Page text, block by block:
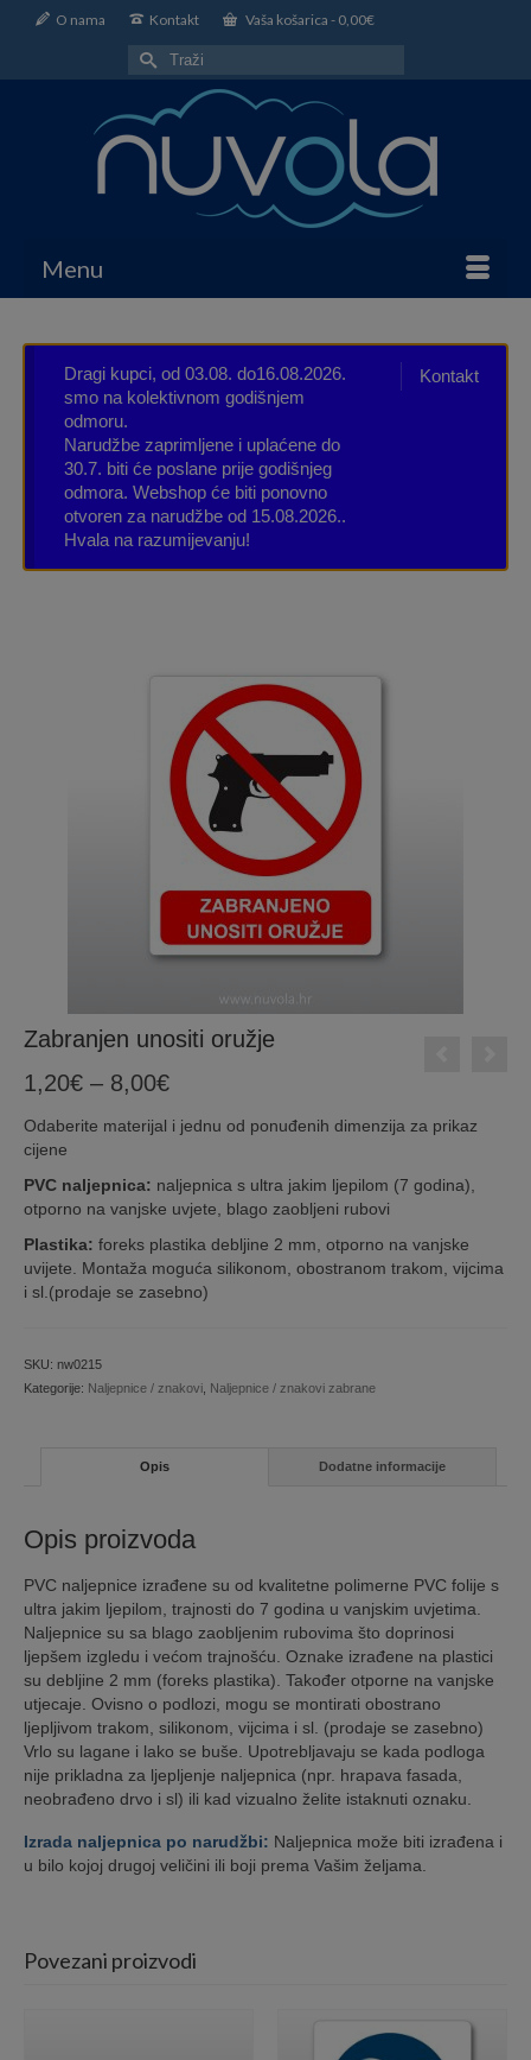
O nama Kontakt Vaša košarica - 0,00€
Search
for:
Menu
Kontakt
Dragi kupci, od 03.08. do16.08.2026.
smo na kolektivnom godišnjem
odmoru.
Narudžbe zaprimljene i uplaćene do
30.7. biti će poslane prije godišnjeg
odmora. Webshop će biti ponovno
otvoren za narudžbe od 15.08.2026..
Hvala na razumijevanju!
Zabranjen unositi oružje
1,20€ – 8,00€Price
1,20€
8,00€
Odaberite materijal i jednu od ponuđenih dimenzija za prikaz
cijene
PVC naljepnica: naljepnica s ultra jakim ljepilom (7 godina),
otporno na vanjske uvjete, blago zaobljeni rubovi
Plastika: foreks plastika debljine 2 mm, otporno na vanjske
uvijete. Montaža moguća silikonom, obostranom trakom, vijcima
i sl.(prodaje se zasebno)
SKU: nw0215
Kategorije: Naljepnice / znakovi Naljepnice / znakovi zabrane
Opis Dodatne informacije
Opis proizvoda
PVC naljepnice izrađene su od kvalitetne polimerne PVC folije s
ultra jakim ljepilom, trajnosti do 7 godina u vanjskim uvjetima.
Naljepnice su sa blago zaobljenim rubovima što doprinosi
ljepšem izgledu i većom trajnošću. Oznake izrađene na plastici
su debljine 2 mm (foreks plastika). Također otporne na vanjske
utjecaje. Ovisno o podlozi, mogu se montirati obostrano
ljepljivom trakom, silikonom, vijcima i sl. (prodaje se zasebno)
Vrlo su lagane i lako se buše. Upotrebljavaju se kada podloga
nije prikladna za ljepljenje naljepnica (npr. hrapava fasada,
neobrađeno drvo i sl) ili kad vizualno želite istaknuti oznaku.
Izrada naljepnica po narudžbi: Naljepnica može biti izrađena i
u bilo kojoj drugoj veličini ili boji prema Vašim željama.
Povezani proizvodi